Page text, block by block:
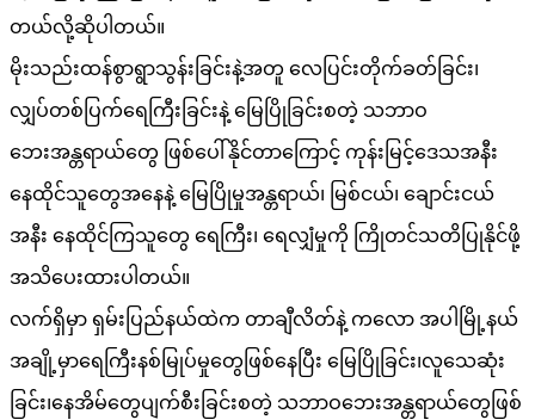
တယ်လို့ဆိုပါတယ်။
မိုးသည်းထန်စွာရွာသွန်းခြင်းနဲ့အတူ လေပြင်းတိုက်ခတ်ခြင်း၊
လျှပ်တစ်ပြက်ရေကြီးခြင်းနဲ့ မြေပြိုခြင်းစတဲ့ သဘာဝ
ဘေးအန္တရာယ်တွေ ဖြစ်ပေါ်နိုင်တာကြောင့် ကုန်းမြင့်ဒေသအနီး
နေထိုင်သူတွေအနေနဲ့ မြေပြိုမှုအန္တရာယ်၊ မြစ်ငယ်၊ ချောင်းငယ်
အနီး နေထိုင်ကြသူတွေ ရေကြီး၊ ရေလျှံမှုကို ကြိုတင်သတိပြုနိုင်ဖို့
အသိပေးထားပါတယ်။
လက်ရှိမှာ ရှမ်းပြည်နယ်ထဲက တာချီလိတ်နဲ့ ကလော အပါမြို့နယ်
အချို့မှာရေကြီးနစ်မြုပ်မှုတွေဖြစ်နေပြီး မြေပြိုခြင်း၊လူသေဆုံး
ခြင်း၊နေအိမ်တွေပျက်စီးခြင်းစတဲ့ သဘာဝဘေးအန္တရာယ်တွေဖြစ်